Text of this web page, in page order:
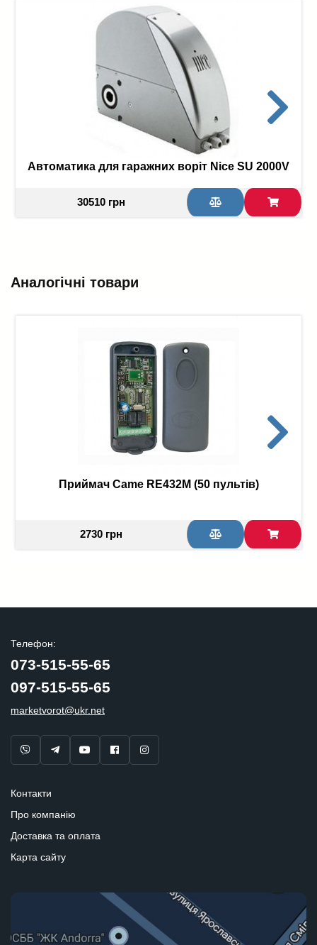
Автоматика для гаражних воріт Nice SU 2000V
30510 грн
Аналогічні товари
Приймач Came RE432М (50 пультів)
2730 грн
Телефон:
073-515-55-65
097-515-55-65
marketvorot@ukr.net
Контакти
Про компанію
Доставка та оплата
Карта сайту